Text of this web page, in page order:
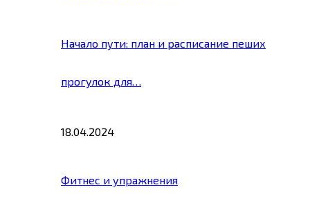
Начало пути: план и расписание пеших
прогулок для…
18.04.2024
Фитнес и упражнения